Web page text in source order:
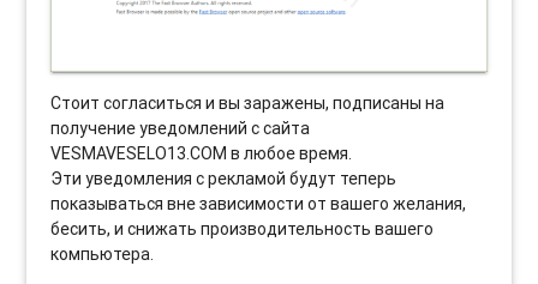
Стоит согласиться и вы заражены, подписаны на
получение уведомлений с сайта
VESMAVESELO13.COM в любое время.
Эти уведомления с рекламой будут теперь
показываться вне зависимости от вашего желания,
бесить, и снижать производительность вашего
компьютера.